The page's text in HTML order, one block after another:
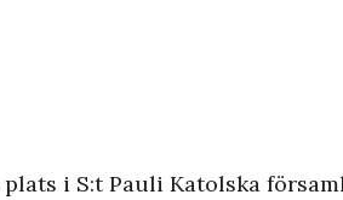
i S:t Pauli Katolska